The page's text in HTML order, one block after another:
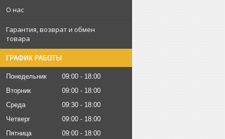
О нас
Гарантия, возврат и обмен
товара
ГРАФИК РАБОТЫ
Понедельник 09:00
18:00
Вторник
09:00
18:00
Среда
09:30
18:00
Четверг
09:00
18:00
Пятница
09:00
18:00